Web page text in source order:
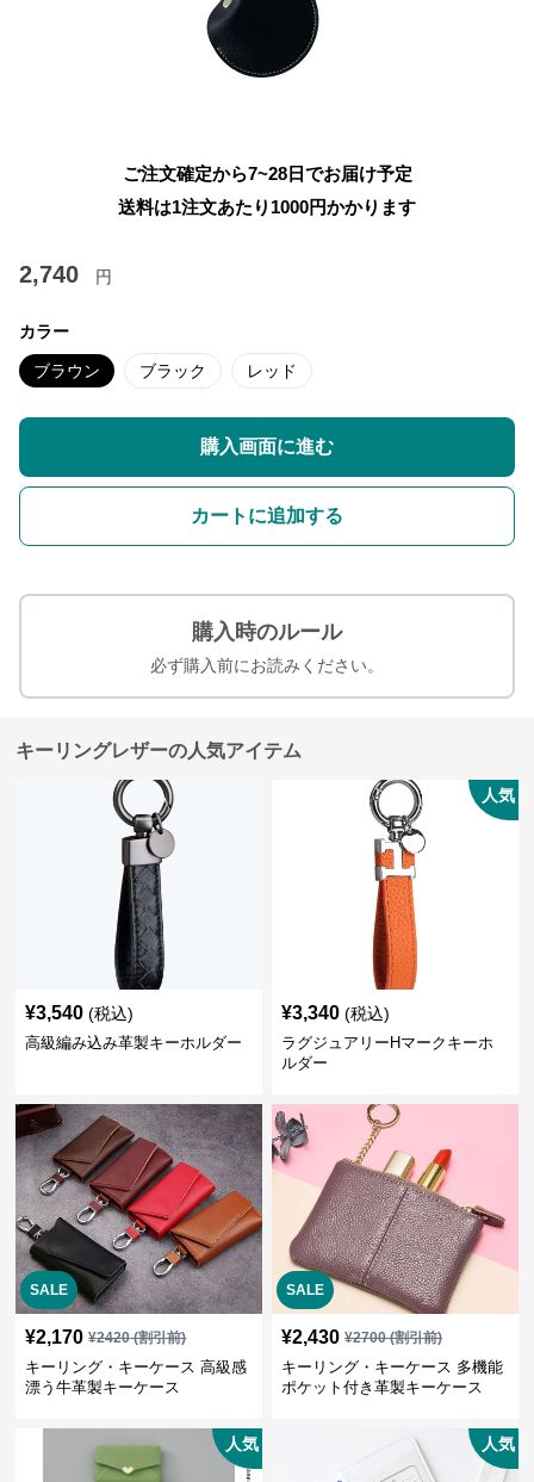
ご注文確定から7~28日でお届け予定
送料は1注文あたり 1000円かかります
2,740 円
カラー
ブラウン ブラック レッド
購入画面に進む
カートに追加する
購入時のルール
必ず購入前にお読みください。
キーリングレザーの人気アイテム
¥3,540 (税込)
高級編み込み革製キーホルダー
人気
¥3,340 (税込)
ラグジュアリーHマークキーホ
ルダー
SALE
¥2,170 ¥2420(割引前)
キーリング・キーケース 高級感
漂う牛革製キーケース
SALE
¥2,430 ¥2700(割引前)
キーリング・キーケース 多機能
ポケット付き革製キーケース
人気 人気